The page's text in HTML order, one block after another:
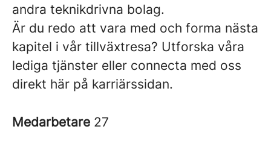
andra teknikdrivna bolag.
Är du redo att vara med och forma nästa
kapitel i vår tillväxtresa? Utforska våra
lediga tjänster eller connecta med oss
direkt här på karriärssidan.
Medarbetare 27